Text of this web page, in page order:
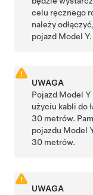
celu ręcznego
należy
pojazd Model Y.
UWAGA
Pojazd Model Y
użyciu kabli do
30 metrów.
pojazdu Model
30 metrów.
UWAGA